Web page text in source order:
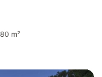
80 m²